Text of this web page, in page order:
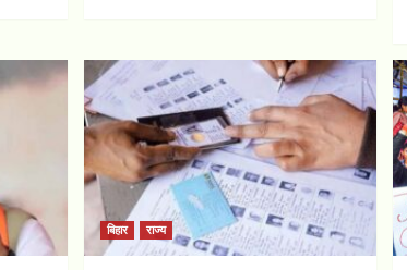
बिहार राज्य